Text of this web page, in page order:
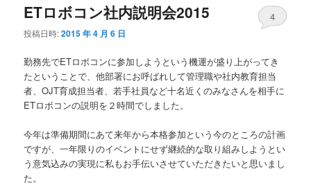
ETロボコン社内説明会2015
投稿日時:2015 年 4 月 6 日
4
勤務先でETロボコンに参加しようという機運が盛り上がってき
たということで、他部署にお呼ばれして管理職や社内教育担当
者、OJT育成担当者、若手社員など十名近くのみなさんを相手に
ETロボコンの説明を２時間でしました。
今年は準備期間にあて来年から本格参加という今のところの計画
ですが、一年限りのイベントにせず継続的な取り組みしようとい
う意気込みの実現に私もお手伝いさせていただきたいと思いまし
た。